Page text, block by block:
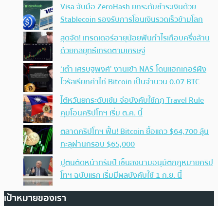
Visa จับมือ ZeroHash ยกระดับชำระเงินด้วย
Stablecoin รองรับการโอนเงินรวดเร็วข้ามโลก
สุดจัด! เทรดเดอร์อายุน้อยฟันกำไรเกือบครึ่งล้าน
ด้วยกลยุทธ์เทรดตามเศรษฐี
‘เต๋า เศรษฐพงศ์’ งานเข้า NAS โดนแฮกเกอร์ฝัง
ไวรัสเรียกค่าไถ่ Bitcoin เป็นจำนวน 0.07 BTC
ไต้หวันยกระดับเข้ม จ่อบังคับใช้กฏ Travel Rule
คุมโอนคริปโทฯ เริ่ม ต.ค. นี้
ตลาดคริปโทฯ ฟื้น! Bitcoin ยื้อแถว $64,700 ลุ้น
ทะลุผ่านกรอบ $65,000
ปูตินตัดหน้าทรัมป์ เซ็นลงนามอนุมัติกฎหมายคริป
โทฯ ฉบับแรก เริ่มมีผลบังคับใช้ 1 ก.ย. นี้
เป้าหมายของเรา